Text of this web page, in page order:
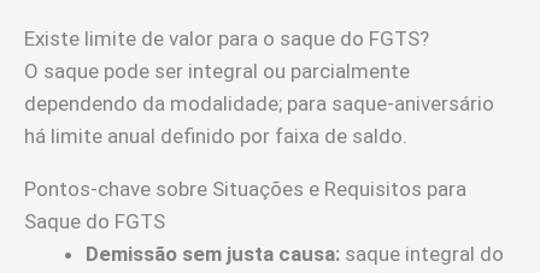
Existe limite de valor para o saque do FGTS?
O saque pode ser integral ou parcialmente
dependendo da modalidade; para saque-aniversário
há limite anual definido por faixa de saldo.
Pontos-chave sobre Situações e Requisitos para
Saque do FGTS
Demissão sem justa causa: saque integral do